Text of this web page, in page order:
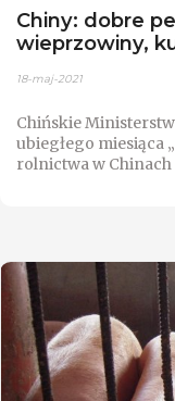
Chiny: dobre
wieprzowiny,
18-maj-2021
Chińskie
ubiegłego miesiąca
rolnictwa w Chinach